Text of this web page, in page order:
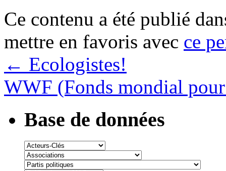
Ce contenu a été publié
mettre en favoris avec ce
← Ecologistes!
WWF (Fonds mondial
Base de données